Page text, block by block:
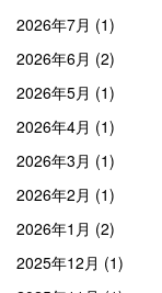
2026年7月 (1)
2026年6月 (2)
2026年5月 (1)
2026年4月 (1)
2026年3月 (1)
2026年2月 (1)
2026年1月 (2)
2025年12月 (1)